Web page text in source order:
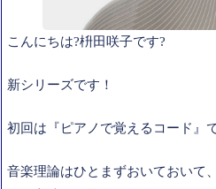
こんにちは?枡田咲子です?
新シリーズです！
初回は『ピアノで覚えるコード』で
音楽理論はひとまずおいておいて